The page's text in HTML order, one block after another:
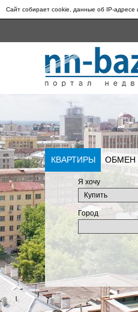
Сайт собирает cookie, данные об IP-адресе
КВАРТИРЫ ОБМЕН
Я хочу
Город